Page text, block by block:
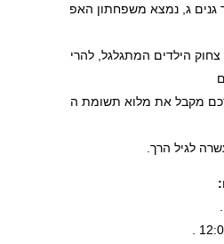
גנים ג, נמצא משפחתון האפ
הילדים המתגלגל, להרי
מקבל את מלוא תשומת ה
לגיל הרך.